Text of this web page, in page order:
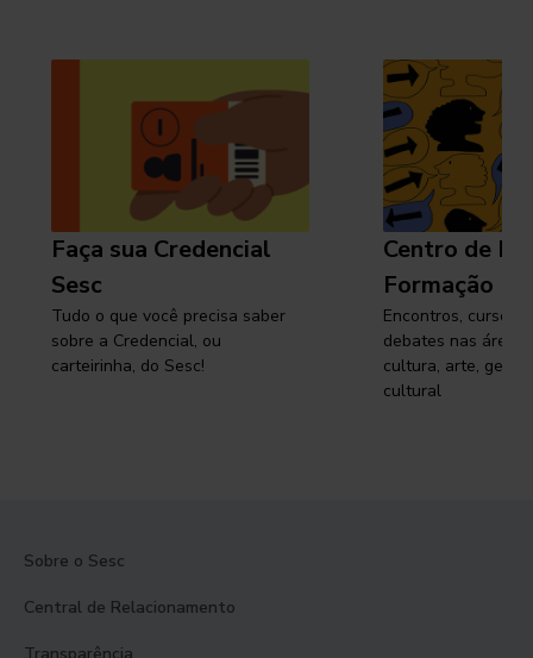
Faça sua Credencial
Sesc
Tudo o que você precisa saber
sobre a Credencial, ou
carteirinha, do Sesc!
Centro de
Formação
Encontros, cursos,
debates nas áreas
cultura, arte,
cultural
Sobre o Sesc
Central de Relacionamento